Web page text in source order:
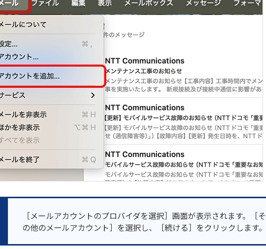
［メールアカウントのプロバイダを選択］画面が表示されます。［そ
の他のメールアカウント］を選択し、［続ける］をクリックします。